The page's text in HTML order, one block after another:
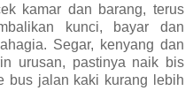
kamar dan barang, terus
kunci, bayar dan
Segar, kenyang dan
urusan, pastinya naik bis
bus jalan kaki kurang lebih